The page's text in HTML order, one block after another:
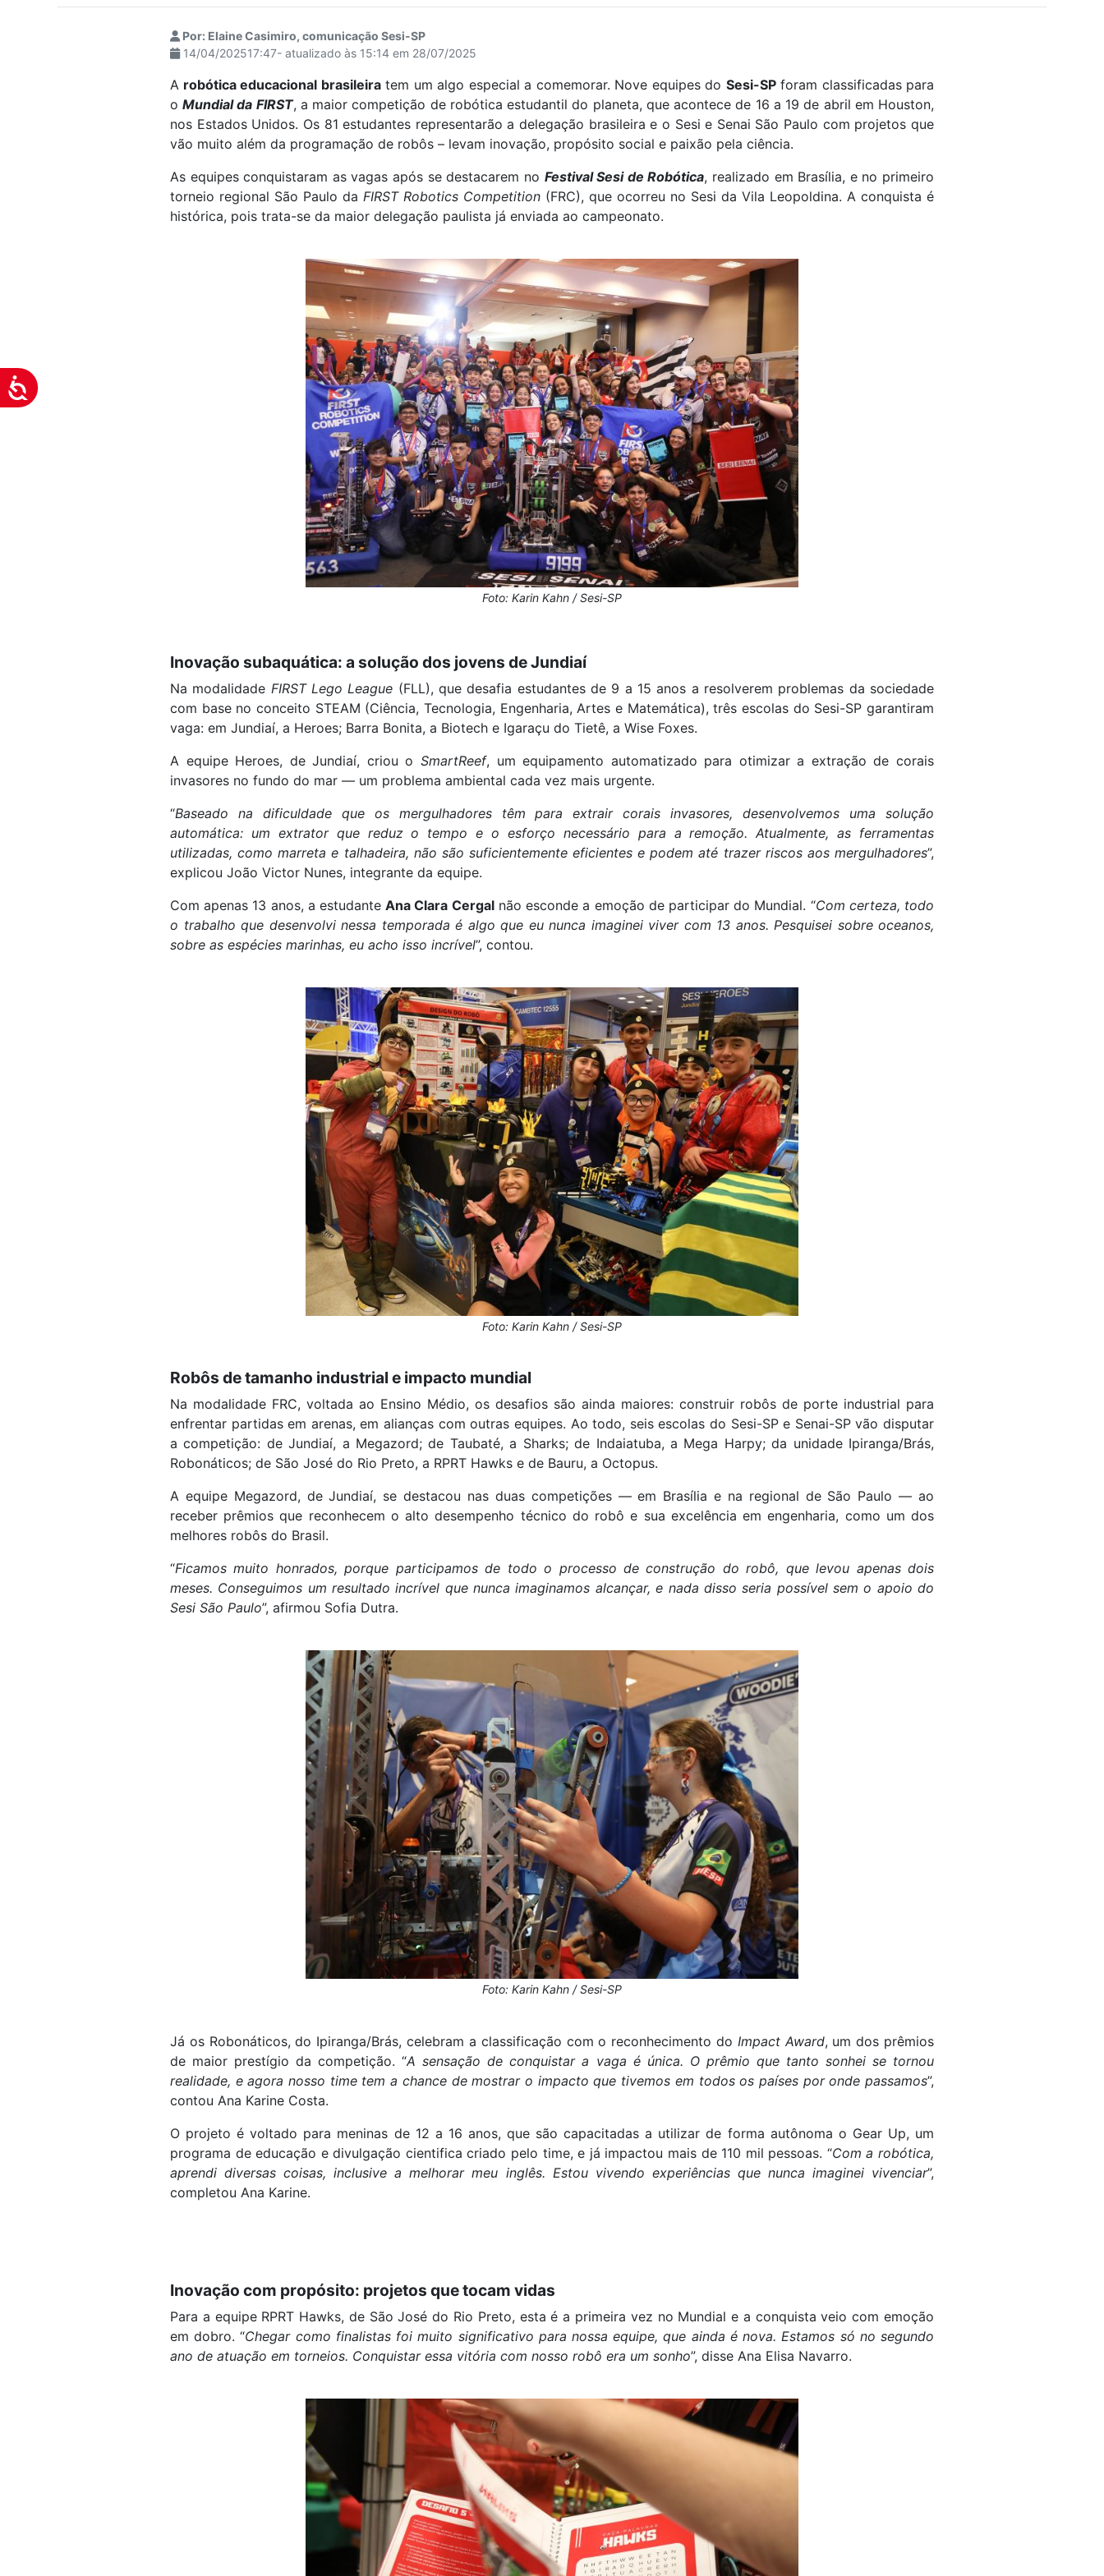
Acessibilidade
Por: Elaine Casimiro, comunicação Sesi-SP
14/04/202517:47- atualizado às 15:14 em 28/07/2025
A robótica educacional brasileiratem um algo especial a comemorar. Nove equipes do Sesi-SPforam classificadas para
oMundial da FIRST, a maior competição de robótica estudantil do planeta, que acontece de 16 a 19 de abril em Houston,
nos Estados Unidos. Os 81 estudantes representarão a delegação brasileira e o Sesi e Senai São Paulo com projetos que
vão muito além da programação de robôs – levam inovação, propósito social e paixão pela ciência.
As equipes conquistaram as vagas após se destacarem no Festival Sesi de Robótica, realizado em Brasília, e no primeiro
torneio regional São Paulo da FIRST Robotics Competition (FRC), que ocorreu no Sesi da Vila Leopoldina. A conquista é
histórica, pois trata-se da maior delegação paulista já enviada ao campeonato.
Foto: Karin Kahn / Sesi-SP
Inovação subaquática: a solução dos jovens de Jundiaí
Na modalidade FIRST Lego League (FLL), que desafia estudantes de 9 a 15 anos a resolverem problemas da sociedade
com base no conceito STEAM (Ciência, Tecnologia, Engenharia, Artes e Matemática), três escolas do Sesi-SP garantiram
vaga: em Jundiaí, a Heroes; Barra Bonita, a Biotech e Igaraçu do Tietê, a Wise Foxes.
A equipe Heroes, de Jundiaí, criou o SmartReef, um equipamento automatizado para otimizar a extração de corais
invasores no fundo do mar — um problema ambiental cada vez mais urgente.
“Baseado na dificuldade que os mergulhadores têm para extrair corais invasores, desenvolvemos uma solução
automática: um extrator que reduz o tempo e o esforço necessário para a remoção. Atualmente, as ferramentas
utilizadas, como marreta e talhadeira, não são suficientemente eficientes e podem até trazer riscos aos mergulhadores”,
explicou João Victor Nunes, integrante da equipe.
Com apenas 13 anos, a estudanteAna Clara Cergalnão esconde a emoção de participar do Mundial. “Com certeza, todo
o trabalho que desenvolvi nessa temporada é algo que eu nunca imaginei viver com 13 anos. Pesquisei sobre oceanos,
sobre as espécies marinhas, eu acho isso incrível”, contou.
Foto: Karin Kahn / Sesi-SP
Robôs de tamanho industrial e impacto mundial
Na modalidade FRC, voltada ao Ensino Médio, os desafios são ainda maiores: construir robôs de porte industrial para
enfrentar partidas em arenas, em alianças com outras equipes. Ao todo, seis escolas do Sesi-SP e Senai-SP vão disputar
a competição: de Jundiaí, a Megazord; de Taubaté, a Sharks; de Indaiatuba, a Mega Harpy; da unidade Ipiranga/Brás,
Robonáticos; de São José do Rio Preto, a RPRT Hawks e de Bauru, a Octopus.
A equipe Megazord, de Jundiaí, se destacou nas duas competições — em Brasília e na regional de São Paulo — ao
receber prêmios que reconhecem o alto desempenho técnico do robô e sua excelência em engenharia, como um dos
melhores robôs do Brasil.
“Ficamos muito honrados, porque participamos de todo o processo de construção do robô, que levou apenas dois
meses. Conseguimos um resultado incrível que nunca imaginamos alcançar, e nada disso seria possível sem o apoio do
Sesi São Paulo”, afirmou Sofia Dutra.
Foto: Karin Kahn / Sesi-SP
Já os Robonáticos, do Ipiranga/Brás, celebram a classificação com o reconhecimento do Impact Award, um dos prêmios
de maior prestígio da competição. “A sensação de conquistar a vaga é única. O prêmio que tanto sonhei se tornou
realidade, e agora nosso time tem a chance de mostrar o impacto que tivemos em todos os países por onde passamos”,
contou Ana Karine Costa.
O projeto é voltado para meninas de 12 a 16 anos, que são capacitadas a utilizar de forma autônoma o Gear Up, um
programa de educação e divulgação cientifica criado pelo time, e já impactou mais de 110 mil pessoas. “Com a robótica,
aprendi diversas coisas, inclusive a melhorar meu inglês. Estou vivendo experiências que nunca imaginei vivenciar”,
completou Ana Karine.
Inovação com propósito: projetos que tocam vidas
Para a equipe RPRT Hawks, de São José do Rio Preto, esta é a primeira vez no Mundial e a conquista veio com emoção
em dobro. “Chegar como finalistas foi muito significativo para nossa equipe, que ainda é nova. Estamos só no segundo
ano de atuação em torneios. Conquistar essa vitória com nosso robô era um sonho”, disse Ana Elisa Navarro.